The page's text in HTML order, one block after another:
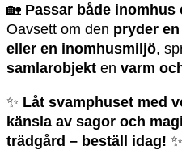
🏡 Passar både inomhus
Oavsett om den pryder
eller en inomhusmiljö,
samlarobjekt en varm
✨ Låt svamphuset med
känsla av sagor och
trädgård – beställ idag! ✨